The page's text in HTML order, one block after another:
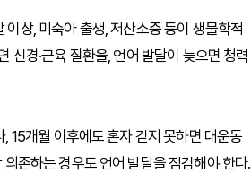
상, 미숙아 출생, 저산소증 등이 생물학적
신경·근육 질환을, 언어 발달이 늦으면 청력
15개월 이후에도 혼자 걷지 못하면 대운동
존하는 경우도 언어 발달을 점검해야 한다.